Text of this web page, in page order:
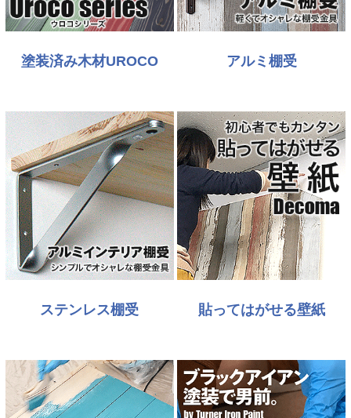
塗装済み木材UROCO アルミ棚受
ステンレス棚受 貼ってはがせる壁紙